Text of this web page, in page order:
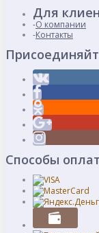
Для
О компании
Контакты
Способы